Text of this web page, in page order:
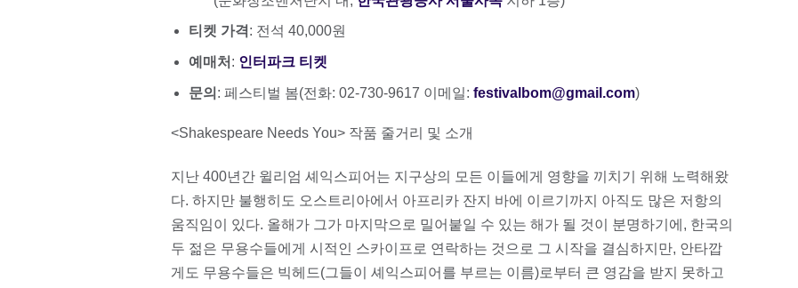
티켓 가격 : 전석 40,000원
예매처 : 인터파크 티켓
문의 : 페스티벌 봄(전화: 02-730-9617 이메일: festivalbom@gmail.com)
<Shakespeare Needs You> 작품 줄거리 및 소개
지난 400년간 윌리엄 셰익스피어는 지구상의 모든 이들에게 영향을 끼치기 위해 노력해왔
다. 하지만 불행히도 오스트리아에서 아프리카 잔지 바에 이르기까지 아직도 많은 저항의
움직임이 있다. 올해가 그가 마지막으로 밀어붙일 수 있는 해가 될 것이 분명하기에, 한국의
두 젊은 무용수들에게 시적인 스카이프로 연락하는 것으로 그 시작을 결심하지만, 안타깝
게도 무용수들은 빅헤드(그들이 셰익스피어를 부르는 이름)로부터 큰 영감을 받지 못하고